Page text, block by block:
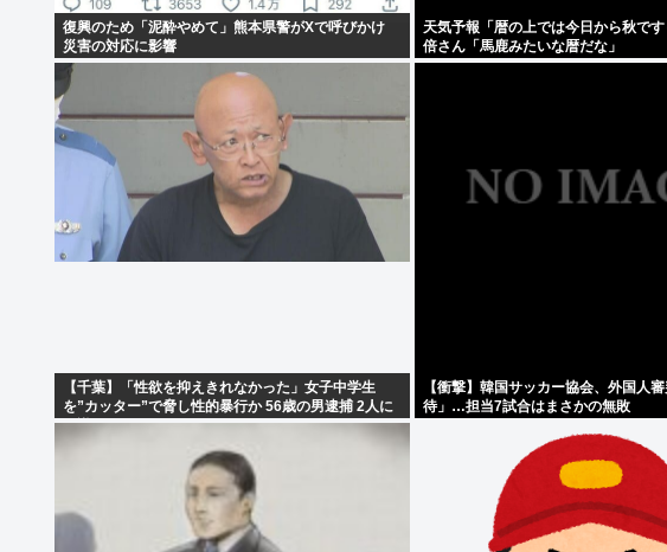
復興のため「泥酔やめて」熊本県警がXで呼びかけ
災害の対応に影響
天気予報「暦の上では今日から秋で
倍さん「馬鹿みたいな暦だな」
【千葉】「性欲を抑えきれなかった」女子中学生
を”カッター”で脅し性的暴行か 56歳の男逮捕 2人に
面識なし
【衝撃】韓国サッカー協会、外国人
待」…担当7試合はまさかの無敗